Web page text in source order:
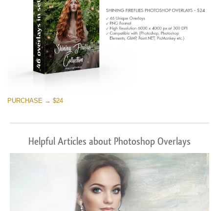
PURCHASE → $24
Helpful Articles about Photoshop Overlays